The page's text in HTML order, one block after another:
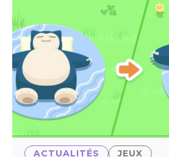
ACTUALITÉS JEUX